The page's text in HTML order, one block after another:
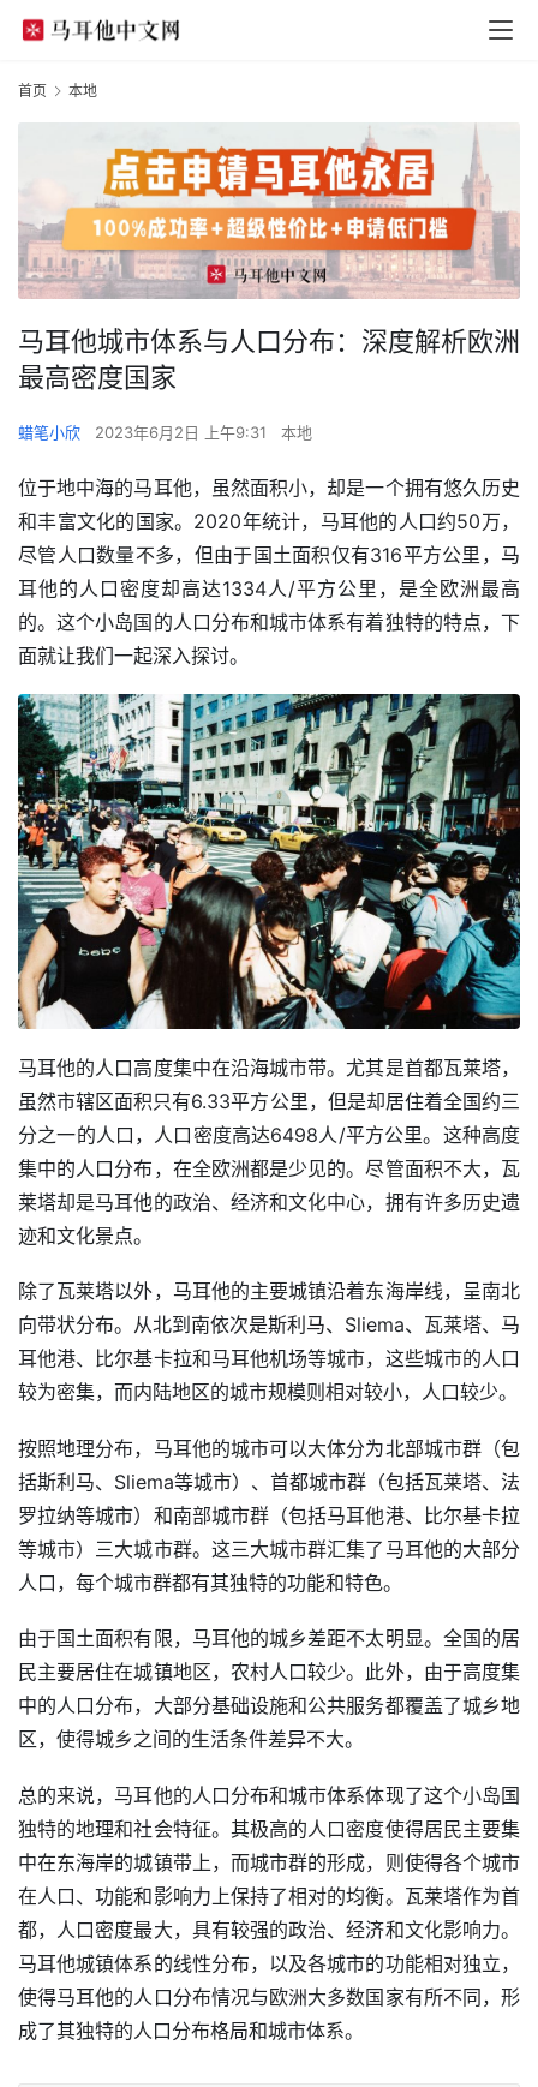
首页 本地
马耳他城市体系与人口分布：深度解析欧洲
最高密度国家
蜡笔小欣 2023年6月2日 上午9:31 本地
位于地中海的马耳他，虽然面积小，却是一个拥有悠久历史
和丰富文化的国家。2020年统计，马耳他的人口约50万，
尽管人口数量不多，但由于国土面积仅有316平方公里，马
耳他的人口密度却高达1334人/平方公里，是全欧洲最高
的。这个小岛国的人口分布和城市体系有着独特的特点，下
面就让我们一起深入探讨。
马耳他的人口高度集中在沿海城市带。尤其是首都瓦莱塔，
虽然市辖区面积只有6.33平方公里，但是却居住着全国约三
分之一的人口，人口密度高达6498人/平方公里。这种高度
集中的人口分布，在全欧洲都是少见的。尽管面积不大，瓦
莱塔却是马耳他的政治、经济和文化中心，拥有许多历史遗
迹和文化景点。
除了瓦莱塔以外，马耳他的主要城镇沿着东海岸线，呈南北
向带状分布。从北到南依次是斯利马、Sliema、瓦莱塔、马
耳他港、比尔基卡拉和马耳他机场等城市，这些城市的人口
较为密集，而内陆地区的城市规模则相对较小，人口较少。
按照地理分布，马耳他的城市可以大体分为北部城市群（包
括斯利马、Sliema等城市）、首都城市群（包括瓦莱塔、法
罗拉纳等城市）和南部城市群（包括马耳他港、比尔基卡拉
等城市）三大城市群。这三大城市群汇集了马耳他的大部分
人口，每个城市群都有其独特的功能和特色。
由于国土面积有限，马耳他的城乡差距不太明显。全国的居
民主要居住在城镇地区，农村人口较少。此外，由于高度集
中的人口分布，大部分基础设施和公共服务都覆盖了城乡地
区，使得城乡之间的生活条件差异不大。
总的来说，马耳他的人口分布和城市体系体现了这个小岛国
独特的地理和社会特征。其极高的人口密度使得居民主要集
中在东海岸的城镇带上，而城市群的形成，则使得各个城市
在人口、功能和影响力上保持了相对的均衡。瓦莱塔作为首
都，人口密度最大，具有较强的政治、经济和文化影响力。
马耳他城镇体系的线性分布，以及各城市的功能相对独立，
使得马耳他的人口分布情况与欧洲大多数国家有所不同，形
成了其独特的人口分布格局和城市体系。